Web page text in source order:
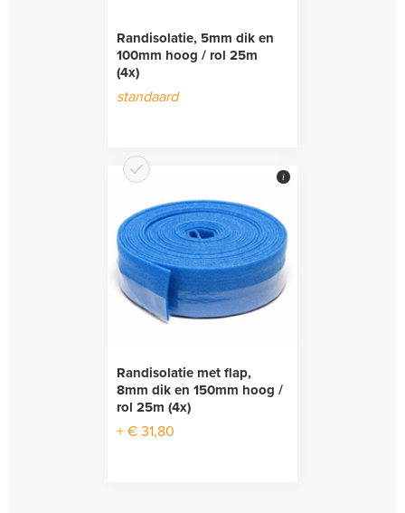
Randisolatie, 5mm dik en
100mm hoog / rol 25m
(4x)
standaard
Randisolatie met flap,
8mm dik en 150mm hoog /
rol 25m (4x)
+ € 31,80
i